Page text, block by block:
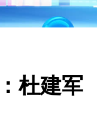
杜建军